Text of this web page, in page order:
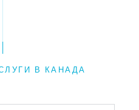
В КАНАДА